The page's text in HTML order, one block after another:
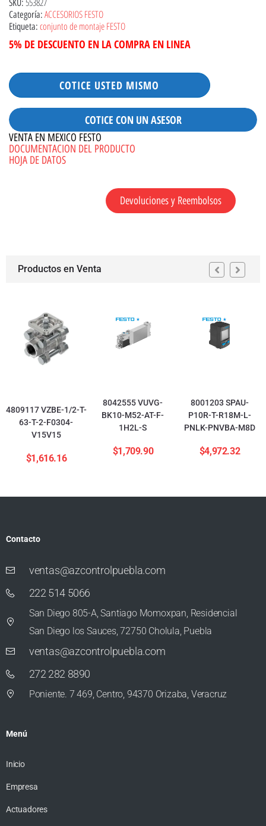
SKU:
Categoría: ACCESORIOS FESTO
Etiqueta: conjunto de montaje FESTO
5% DE DESCUENTO EN LA COMPRA EN LINEA
COTICE USTED MISMO
COTICE CON UN ASESOR
VENTA EN MEXICO FESTO
DOCUMENTACION DEL PRODUCTO
HOJA DE DATOS
Devoluciones y Reembolsos
Productos en Venta
4809117 VZBE-1/2-T-
63-T-2-F0304-
V15V15
$1,616.16
8042555 VUVG-
BK10-M52-AT-F-
1H2L-S
$1,709.90
8001203 SPAU-
P10R-T-R18M-L-
PNLK-PNVBA-M8D
$4,972.32
Contacto
ventas@azcontrolpuebla.com
222 514 5066
San Diego 805-A, Santiago Momoxpan, Residencial
San Diego los Sauces, 72750 Cholula, Puebla
ventas@azcontrolpuebla.com
272 282 8890
Poniente. 7 469, Centro, 94370 Orizaba, Veracruz
Menú
Inicio
Empresa
Actuadores